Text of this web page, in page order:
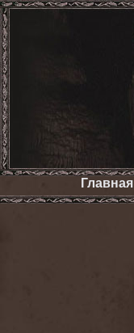
Главная